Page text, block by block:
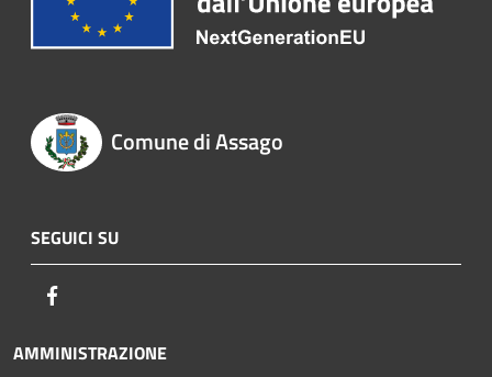
Comune di Assago
SEGUICI SU
AMMINISTRAZIONE